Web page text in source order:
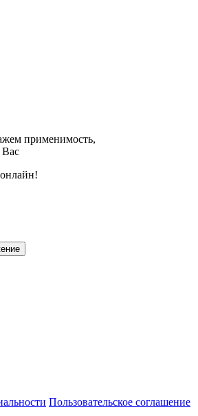
применимость,
Вас
Пользовательское соглашение